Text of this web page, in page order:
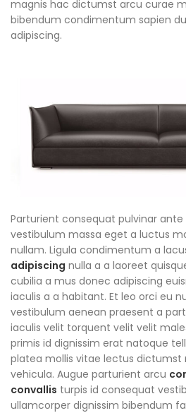
magnis hac dictumst arcu curae
bibendum condimentum sapien
adipiscing.
Parturient consequat pulvinar
vestibulum massa eget a luctus
nullam. Ligula condimentum a
adipiscing nulla a a laoreet
cubilia a mus donec adipiscing
iaculis a a habitant. Et leo orci eu
vestibulum aenean praesent a
iaculis velit torquent velit velit
primis id dignissim erat natoque
platea mollis vitae lectus dictumst
vehicula. Augue parturient arcu
convallis turpis id consequat
ullamcorper dignissim bibendum